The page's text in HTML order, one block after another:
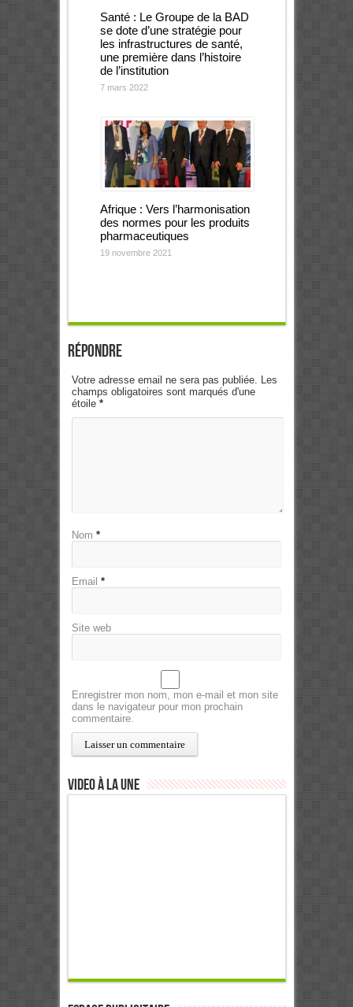
Santé : Le Groupe de la BAD
se dote d’une stratégie pour
les infrastructures de santé,
une première dans l’histoire
de l’institution
7 mars 2022
Afrique : Vers l’harmonisation
des normes pour les produits
pharmaceutiques
19 novembre 2021
Répondre
Votre adresse email ne sera pas publiée. Les
champs obligatoires sont marqués d'une
étoile *
Nom *
Email *
Site web
Enregistrer mon nom, mon e-mail et mon site
dans le navigateur pour mon prochain
commentaire.
Video à la Une